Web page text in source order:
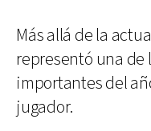
Más allá de la
representó una de
importantes del
jugador.